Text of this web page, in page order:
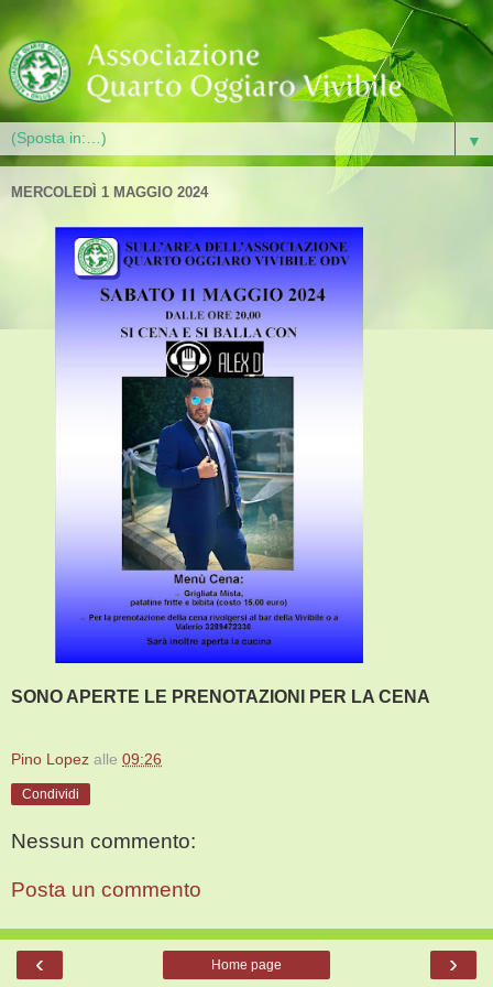
▼
MERCOLEDÌ 1 MAGGIO 2024
SONO APERTE LE PRENOTAZIONI PER LA CENA
Pino Lopez alle 09:26
Condividi
Nessun commento:
Posta un commento
‹ ›
Home page